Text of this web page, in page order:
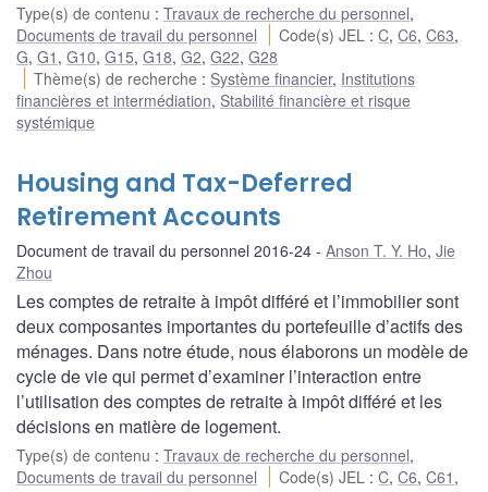
Type(s) de contenu : Travaux de recherche du personnel,
Documents de travail du personnel
Code(s) JEL :C,C6,C63,
G, G1 , G10, G15, G18, G2, G22, G28
Thème(s) de recherche : Système financier, Institutions
financières et intermédiation, Stabilité financière et risque
systémique
Housing and Tax-Deferred
Retirement Accounts
Document de travail du personnel 2016-24 Anson T. Y. Ho, Jie
Zhou
Les comptes de retraite à impôt différé et l’immobilier sont
deux composantes importantes du portefeuille d’actifs des
ménages. Dans notre étude, nous élaborons un modèle de
cycle de vie qui permet d’examiner l’interaction entre
l’utilisation des comptes de retraite à impôt différé et les
décisions en matière de logement.
Type(s) de contenu : Travaux de recherche du personnel,
Documents de travail du personnel
Code(s) JEL :C,C6,C61 ,